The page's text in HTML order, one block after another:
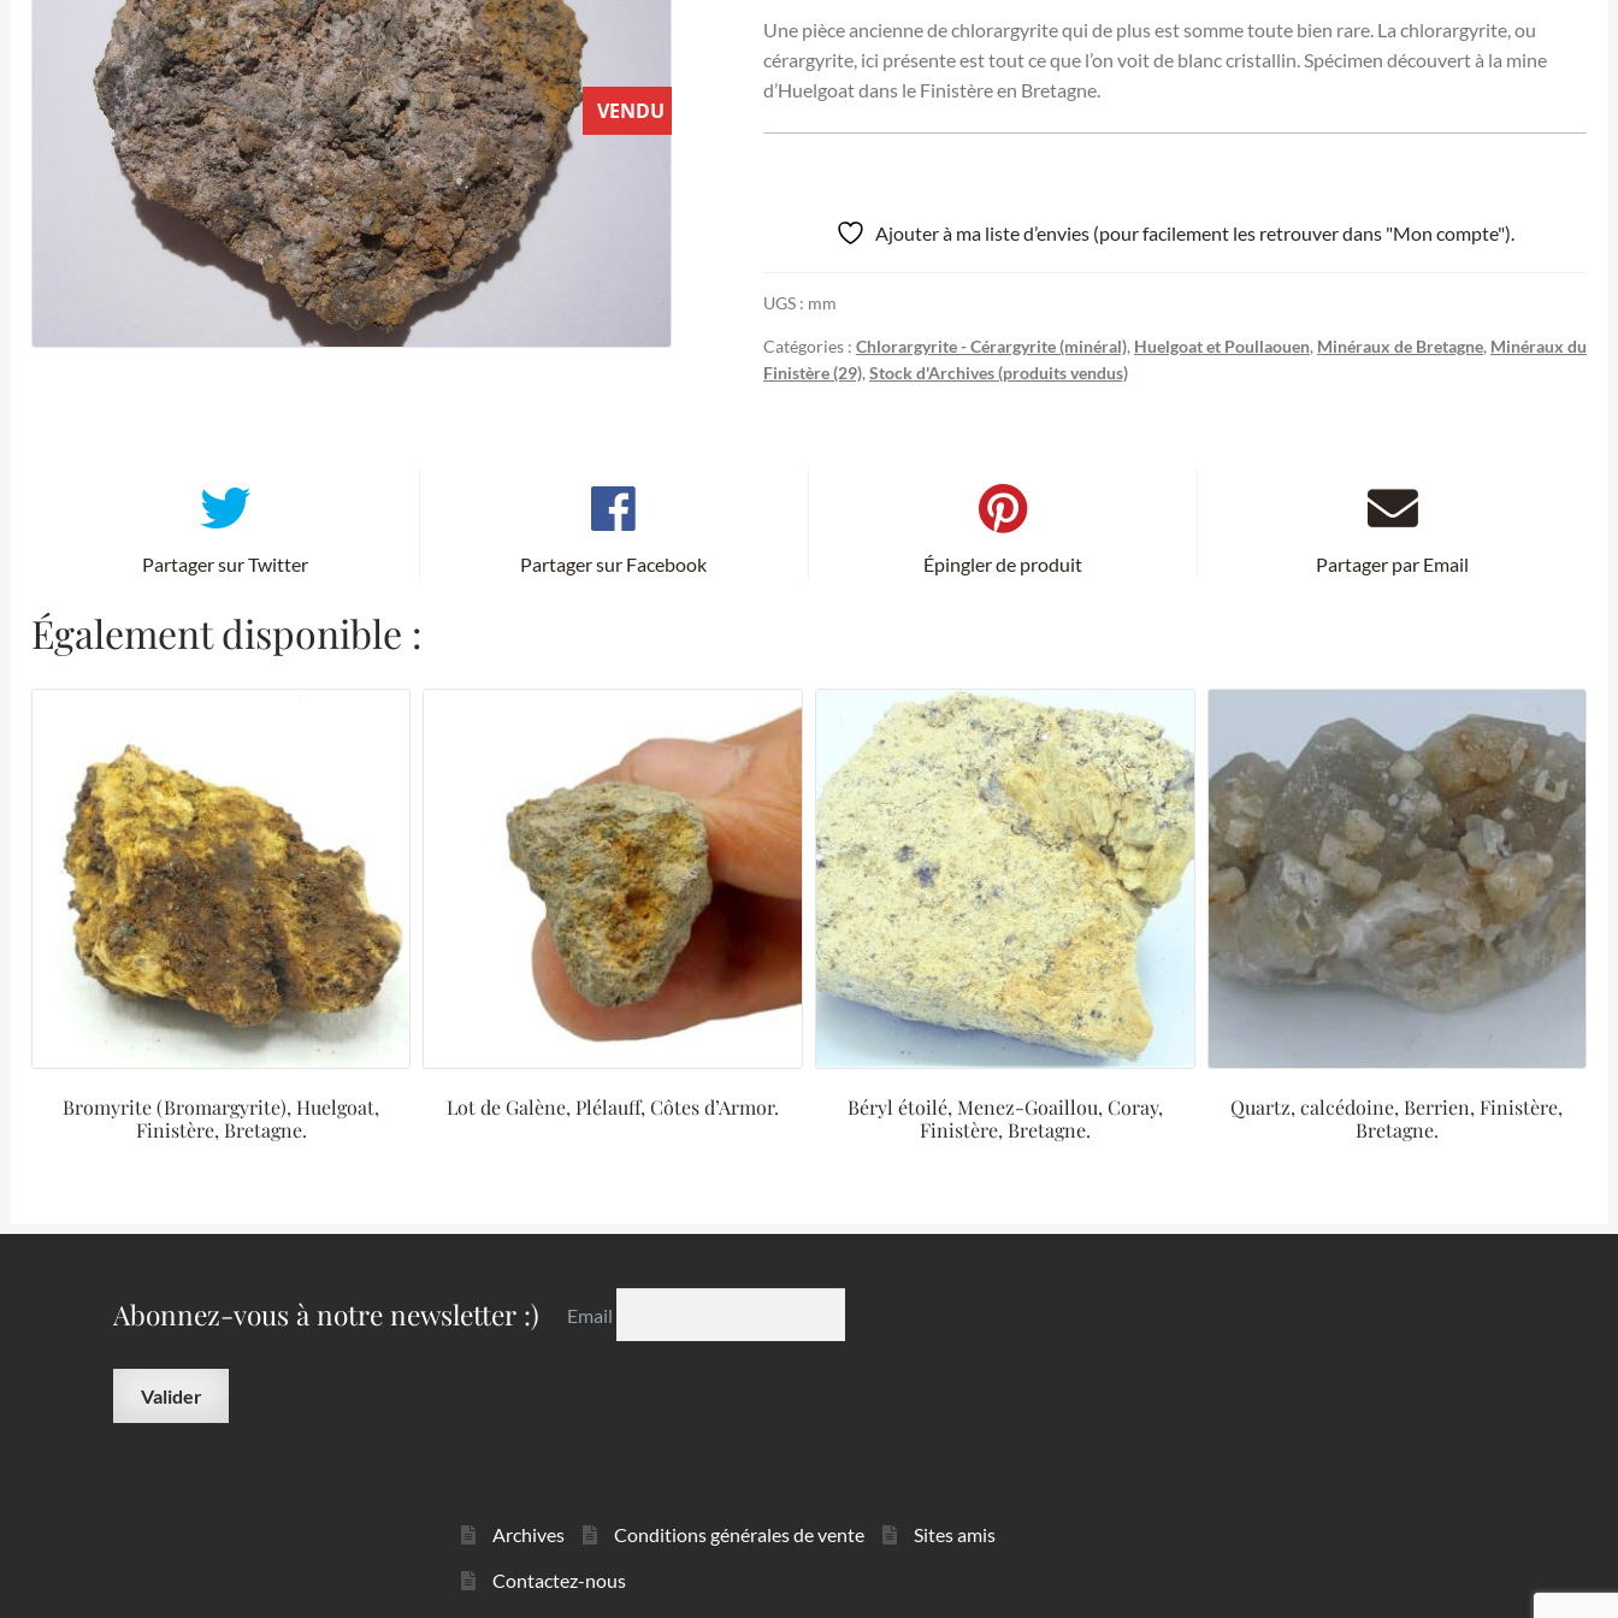
VENDU
Une pièce ancienne de chlorargyrite qui de plus est somme toute bien rare. La chlorargyrite, ou
cérargyrite, ici présente est tout ce que l’on voit de blanc cristallin. Spécimen découvert à la mine
d’Huelgoat dans le Finistère en Bretagne.
Ajouter à ma liste d’envies (pour facilement les retrouver dans "Mon compte").
UGS : mm
Catégories : Chlorargyrite - Cérargyrite (minéral), Huelgoat et Poullaouen, Minéraux de Bretagne, Minéraux du
Finistère (29), Stock d'Archives (produits vendus)
Partager sur Twitter Partager sur Facebook Épingler de produit Partager par Email
Également disponible :
Bromyrite (Bromargyrite), Huelgoat,
Finistère, Bretagne.
Lot de Galène, Plélauff, Côtes d’Armor.
Béryl étoilé, Menez-Goaillou, Coray,
Finistère, Bretagne.
Quartz, calcédoine, Berrien, Finistère,
Bretagne.
Abonnez-vous à notre newsletter :) Email
Archives Conditions générales de vente
Sites amis
Contactez-nous